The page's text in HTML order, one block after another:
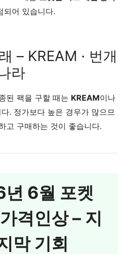
되어 있습니다.
– KREAM · 번개
라
된 팩을 구할 때는 KREAM이나
. 정가보다 높은 경우가 많으므
고 구매하는 것이 좋습니다.
6월 포켓
격인상 – 지
막 기회